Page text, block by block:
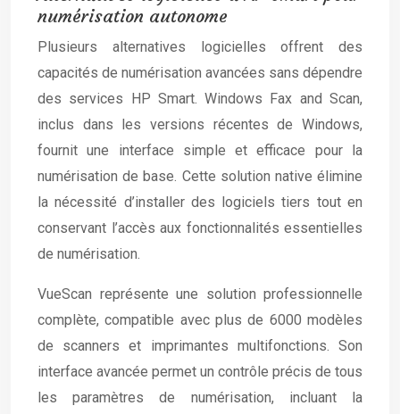
numérisation autonome
Plusieurs alternatives logicielles offrent des
capacités de numérisation avancées sans dépendre
des services HP Smart. Windows Fax and Scan,
inclus dans les versions récentes de Windows,
fournit une interface simple et efficace pour la
numérisation de base. Cette solution native élimine
la nécessité d’installer des logiciels tiers tout en
conservant l’accès aux fonctionnalités essentielles
de numérisation.
VueScan représente une solution professionnelle
complète, compatible avec plus de 6000 modèles
de scanners et imprimantes multifonctions. Son
interface avancée permet un contrôle précis de tous
les paramètres de numérisation, incluant la